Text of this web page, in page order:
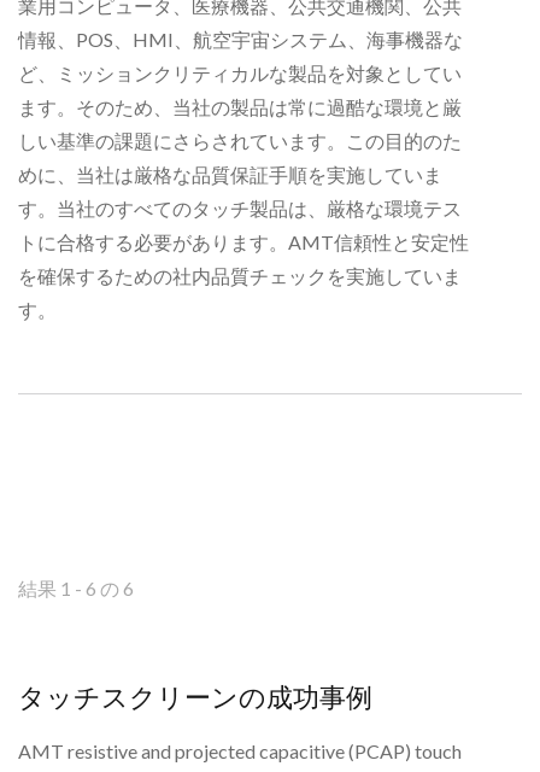
業用コンピュータ、医療機器、公共交通機関、公共
情報、POS、HMI、航空宇宙システム、海事機器な
ど、ミッションクリティカルな製品を対象としてい
ます。そのため、当社の製品は常に過酷な環境と厳
しい基準の課題にさらされています。この目的のた
めに、当社は厳格な品質保証手順を実施していま
す。当社のすべてのタッチ製品は、厳格な環境テス
トに合格する必要があります。AMT信頼性と安定性
を確保するための社内品質チェックを実施していま
す。
結果 1 - 6 の 6
タッチスクリーンの成功事例
AMT resistive and projected capacitive (PCAP) touch